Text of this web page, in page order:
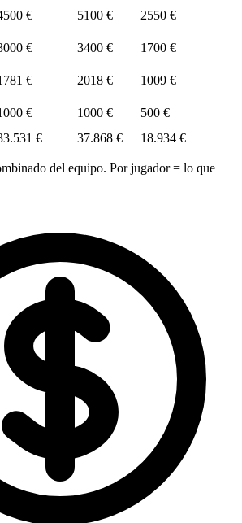
€ 5100 €
2550 €
€ 3400 €
1700 €
€ 2018 €
1009 €
€ 1000 €
500 €
€ 37.868 € 18.934 €
del equipo. Por jugador = lo que